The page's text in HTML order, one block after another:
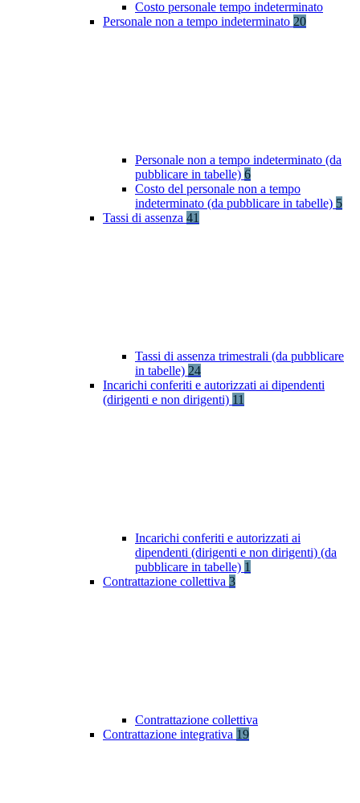
Costo personale tempo indeterminato
Personale non a tempo indeterminato 20
Personale non a tempo indeterminato (da
pubblicare in tabelle) 6
Costo del personale non a tempo
indeterminato (da pubblicare in tabelle) 5
Tassi di assenza 41
Tassi di assenza trimestrali (da pubblicare
in tabelle) 24
Incarichi conferiti e autorizzati ai dipendenti
(dirigenti e non dirigenti) 11
Incarichi conferiti e autorizzati ai
dipendenti (dirigenti e non dirigenti) (da
pubblicare in tabelle) 1
Contrattazione collettiva 3
Contrattazione collettiva
Contrattazione integrativa 19